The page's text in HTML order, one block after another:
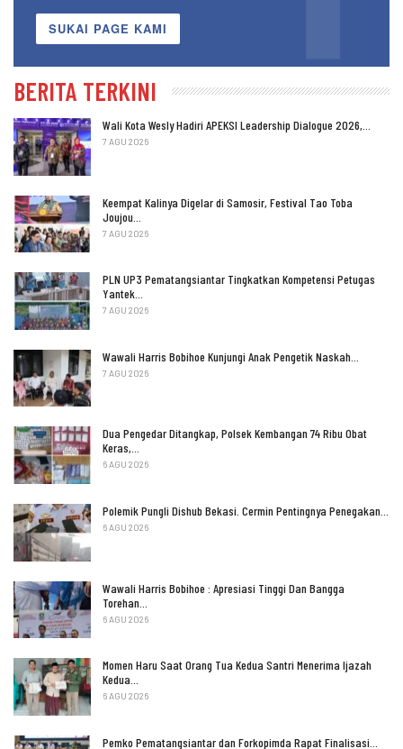
SUKAI PAGE KAMI
BERITA TERKINI
Wali Kota Wesly Hadiri APEKSI Leadership Dialogue 2026,…
7 AGU 2026
Keempat Kalinya Digelar di Samosir, Festival Tao Toba
Joujou…
7 AGU 2026
PLN UP3 Pematangsiantar Tingkatkan Kompetensi Petugas
Yantek…
7 AGU 2026
Wawali Harris Bobihoe Kunjungi Anak Pengetik Naskah…
7 AGU 2026
Dua Pengedar Ditangkap, Polsek Kembangan 74 Ribu Obat
Keras,…
6 AGU 2026
Polemik Pungli Dishub Bekasi. Cermin Pentingnya Penegakan…
6 AGU 2026
Wawali Harris Bobihoe : Apresiasi Tinggi Dan Bangga
Torehan…
6 AGU 2026
Momen Haru Saat Orang Tua Kedua Santri Menerima Ijazah
Kedua…
6 AGU 2026
Pemko Pematangsiantar dan Forkopimda Rapat Finalisasi…